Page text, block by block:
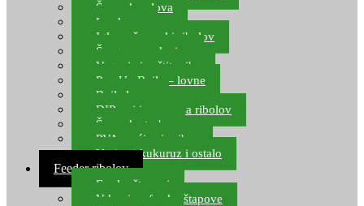
Šaranska olova
Leadcore
Igle za šaranski ribolov
Špage, upredenice
Vaganje i zaštita ribe
Pop Up Boile – lovne
Boile lovne
DIP-ovi i arome za ribolov
Šaranske torbe
PVA vrećice i pribor
Umjetni kukuruz i ostalo
Feeder ribolov
Feeder štapovi
Vrhovi za feeder štapove